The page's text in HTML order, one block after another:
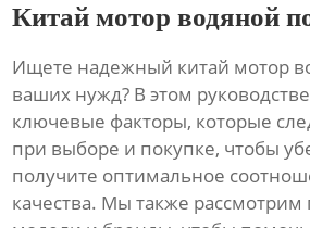
Китай мотор водяной
Ищете надежный китай мотор
ваших нужд? В этом
ключевые факторы, которые
при выборе и покупке, чтобы
получите оптимальное
качества. Мы также